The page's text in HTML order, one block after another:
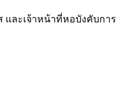
และเจ้าหน้าที่หอบังคับการ